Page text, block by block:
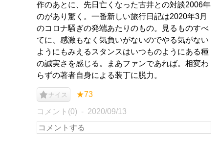
作のあとに、先日亡くなった古井との対談2006年
のがあり驚く。一番新しい旅行日記は2020年3月
のコロナ騒ぎの発端あたりのもの。見るものすべ
てに、感激もなく気負いがないのでやる気がない
ようにもみえるスタンスはいつものようにある種
の誠実さを感じる。まあファンであれば。相変わ
らずの著者自身による装丁に脱力。
ナイス ★73
コメント(0) 2020/09/13